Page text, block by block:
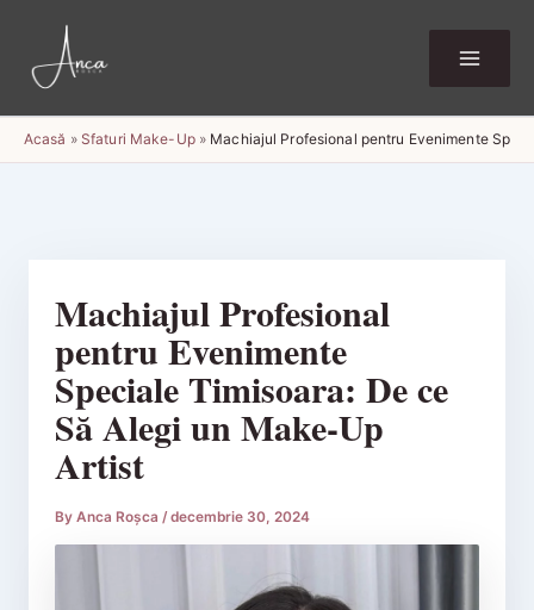
content
Acasă » Sfaturi Make-Up» Machiajul Profesional pentru Evenimente
Machiajul Profesional
pentru Evenimente
Speciale Timisoara: De ce
Să Alegi un Make-Up
Artist
By Anca Roșca /decembrie 30, 2024